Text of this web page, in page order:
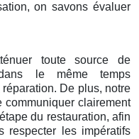
on savons évaluer
toute source de
dans le même temps
De plus, notre
clairement
du restauration, afin
respecter les impératifs